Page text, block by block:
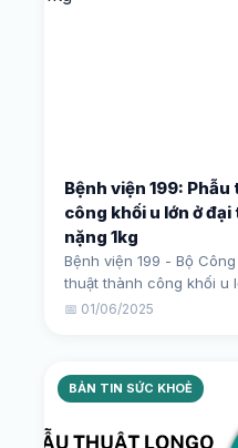
Bệnh viện 199:
công khối u lớn ở
nặng 1kg
Bệnh viện 199 - Bộ
thuật thành công khối u
lên, dính phức tạp cho
📅 01/06/2025
BẢN TIN SỨC KHOẺ